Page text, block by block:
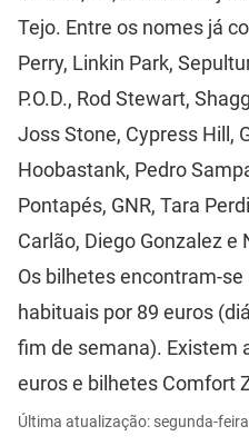
Tejo. Entre os nomes já
Perry, Linkin Park,
P.O.D., Rod Stewart,
Joss Stone, Cypress Hill,
Hoobastank, Pedro
Pontapés, GNR, Tara
Carlão, Diego Gonzalez e
Os bilhetes encontram-
habituais por 89 euros
fim de semana). Existem
euros e bilhetes Comfort
Última atualização: segunda-